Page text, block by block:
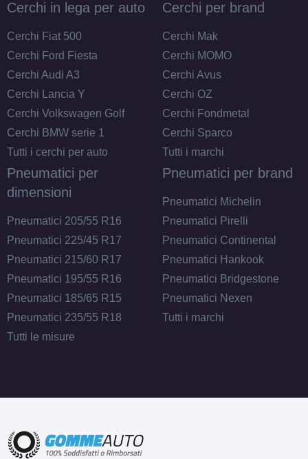
Cerchi in lega per auto
Cerchi Fiat 500
Cerchi Ford Fiesta
Cerchi Audi A3
Cerchi Lancia Y
Cerchi Volkswagen Golf
Cerchi BMW serie 1
Tutti i cerchi per auto
Cerchi per brand
Cerchi Mak
Cerchi MOMO
Cerchi Avus
Cerchi OZ
Cerchi Fondmetal
Cerchi Sparco
Tutti i marchi
Pneumatici per
dimensioni
Pneumatici 205/55 R16
Pneumatici 225/45 R17
Pneumatici 215/60 R17
Pneumatici 195/55 R16
Pneumatici 185/65 R15
Pneumatici 235/55 R18
Tutti le misure
Pneumatici per brand
Pneumatici Michelin
Pneumatici Pirelli
Pneumatici Continental
Pneumatici Hankook
Pneumatici Bridgestone
Pneumatici Nexen
Tutti i marchi